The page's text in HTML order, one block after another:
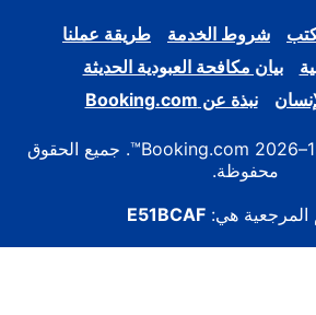
شروط الخدمة
طريقة عملنا
بيان مكافحة العبودية الحديثة
نبذة عن Booking.com
حقوق النشر © 1996–2026 Booking.com™. جميع الحقوق
محفوظة.
المرجعية هي: E51BCAF